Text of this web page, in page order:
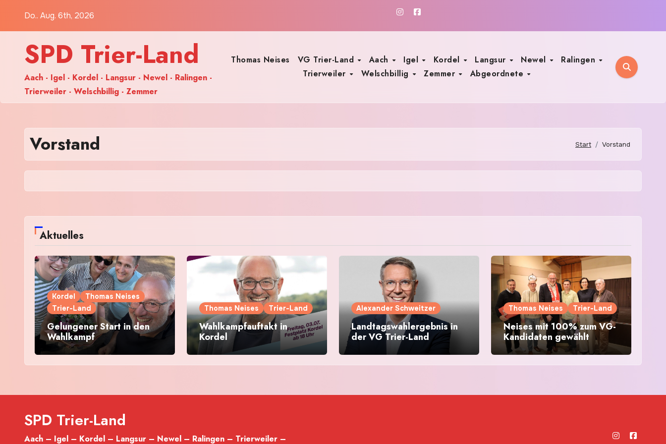
springen
Do.. Aug. 6th, 2026
SPD Trier-Land
Aach - Igel - Kordel - Langsur - Newel - Ralingen -
Trierweiler - Welschbillig - Zemmer
Thomas Neises VG Trier-Land Aach Igel Kordel Langsur Newel
Ralingen
Trierweiler
Welschbillig Zemmer Abgeordnete
Vorstand Start Vorstand
Aktuelles
Kordel
Thomas Neises
Trier-Land
Gelungener Start in den
Wahlkampf
Thomas Neises Trier-Land
Wahlkampfauftakt in
Kordel
Alexander Schweitzer
Landtagswahlergebnis in
der VG Trier-Land
Thomas Neises Trier-Land
Neises mit 100% zum VG-
Kandidaten gewählt
SPD Trier-Land
Aach – Igel – Kordel – Langsur – Newel – Ralingen – Trierweiler –